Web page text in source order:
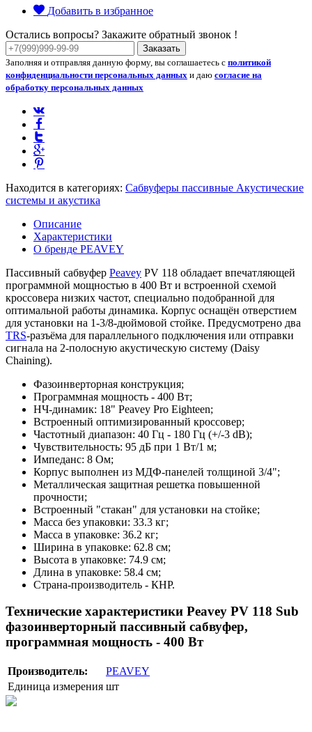
Добавить в избранное
Остались вопросы? Закажите обратный звонок !
Заказать
Заполняя и отправляя данную форму, вы соглашаетесь с политикой
конфиденциальности персональных данных и даю согласие на
обработку персональных данных
Находится в категориях: Сабвуферы пассивные Акустические
системы и акустика
Описание
Характеристики
О бренде PEAVEY
Пассивный сабвуфер Peavey PV 118 обладает впечатляющей
программной мощностью в 400 Вт и встроенной схемой
кроссовера низких частот, специально подобранной для
оптимальной работы динамика. Корпус оснащён отверстием
для установки на 1-3/8-дюймовой стойке. Предусмотрено два
TRS-разъёма для параллельного подключения или отправки
сигнала на 2-полосную акустическую систему (Daisy
Chaining).
Фазоинверторная конструкция;
Программная мощность - 400 Вт;
НЧ-динамик: 18" Peavey Pro Eighteen;
Встроенный оптимизированный кроссовер;
Частотный диапазон: 40 Гц - 180 Гц (+/-3 dB);
Чувствительность: 95 дБ при 1 Вт/1 м;
Импеданс: 8 Ом;
Корпус выполнен из МДФ-панелей толщиной 3/4";
Металлическая защитная решетка повышенной
прочности;
Встроенный "стакан" для установки на стойке;
Масса без упаковки: 33.3 кг;
Масса в упаковке: 36.2 кг;
Ширина в упаковке: 62.8 см;
Высота в упаковке: 74.9 см;
Длина в упаковке: 58.4 см;
Страна-производитель - КНР.
Технические характеристики Peavey PV 118 Sub
фазоинверторный пассивный сабвуфер,
программная мощность - 400 Вт
Производитель:
PEAVEY
Единица измерения шт